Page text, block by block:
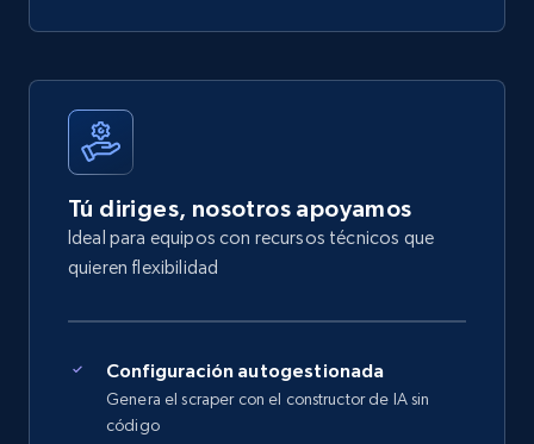
Tú diriges, nosotros apoyamos
Ideal para equipos con recursos técnicos que
quieren flexibilidad
Configuración autogestionada
Genera el scraper con el constructor de IA sin
código